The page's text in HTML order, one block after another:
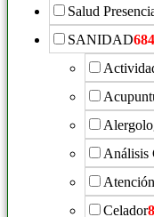
Salud
SANIDAD684
Análisis
Celador8